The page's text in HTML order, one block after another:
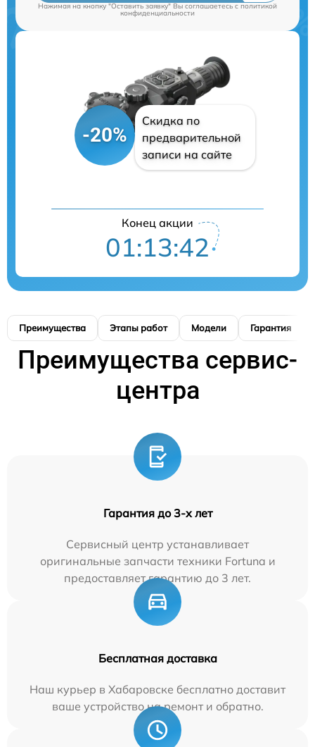
Нажимая на кнопку "Оставить заявку" Вы соглашаетесь cполитикой
конфиденциальности
-20%
Скидка по
предварительной
записи на сайте
Конец акции
01:13:41
Преимущества Этапы работ Модели Гарантия
Преимущества сервис-
центра
Гарантия до 3-х лет
Сервисный центр устанавливает
оригинальные запчасти техники Fortuna и
предоставляет гарантию до 3 лет.
Бесплатная доставка
Наш курьер в Хабаровске бесплатно доставит
ваше устройство на ремонт и обратно.